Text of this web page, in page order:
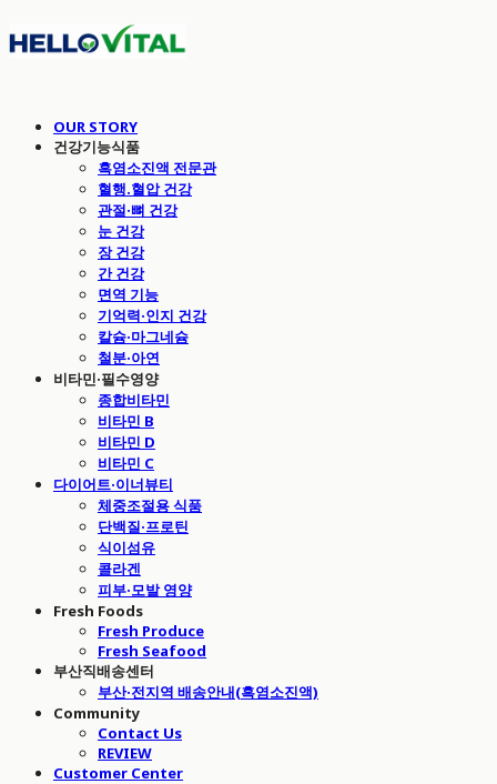
OUR STORY
건강기능식품
흑염소진액 전문관
혈행.혈압 건강
관절·뼈 건강
눈 건강
장 건강
간 건강
면역 기능
기억력·인지 건강
칼슘·마그네슘
철분·아연
비타민·필수영양
종합비타민
비타민 B
비타민 D
비타민 C
다이어트·이너뷰티
체중조절용 식품
단백질·프로틴
식이섬유
콜라겐
피부·모발 영양
Fresh Foods
Fresh Produce
Fresh Seafood
부산직배송센터
부산·전지역 배송안내(흑염소진액)
Community
Contact Us
REVIEW
Customer Center